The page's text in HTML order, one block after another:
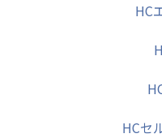
HC
HCセ